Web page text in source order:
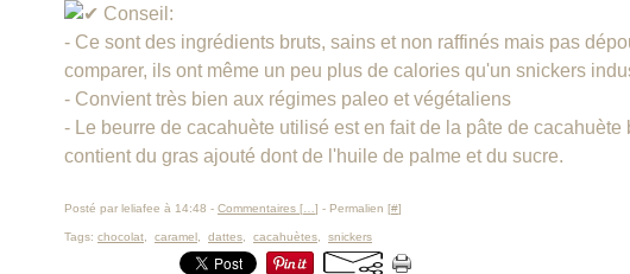
Conseil:
- Ce sont des ingrédients bruts, sains et non raffinés mais pas
comparer, ils ont même un peu plus de calories qu'un snickers
- Convient très bien aux régimes paleo et végétaliens
- Le beurre de cacahuète utilisé est en fait de la pâte de
contient du gras ajouté dont de l'huile de palme et du sucre.
Posté par leliafee à 14:48 - Commentaires [ ] - Permalien [#]
Tags: chocolat caramel dattes cacahuètes snickers